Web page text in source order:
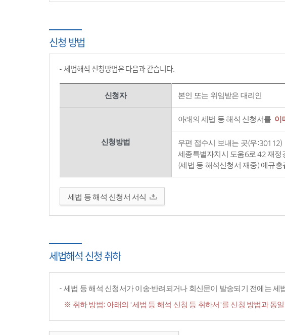
신청 방법
세법해석 신청방법은 다음과 같습니다.
신청자 본인 또는 위임받은 대리인
신청방법
아래의 세법 등 해석 신청서를 이
우편 접수시 보내는 곳(우:30112)
세종특별자치시 도움6로 42 재
(세법 등 해석신청서 재중) 예규
세법 등 해석 신청서 서식
세법해석 신청 취하
세법 등 해석 신청서가 이송·반려되거나 회신문이 발송되기 전에는 세
※ 취하 방법: 아래의 '세법 등 해석 신청 등 취하서'를 신청 방법과 동